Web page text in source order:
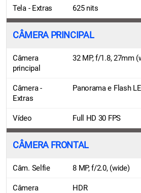
Tela - Extras 625 nits
CÂMERA PRINCIPAL
Câmera
principal
32 MP, f/1.8, 27mm
Câmera -
Extras
Panorama e Flash
Vídeo Full HD 30 FPS
CÂMERA FRONTAL
Câm. Selfie 8 MP, f/2.0, (wide)
Câmera HDR